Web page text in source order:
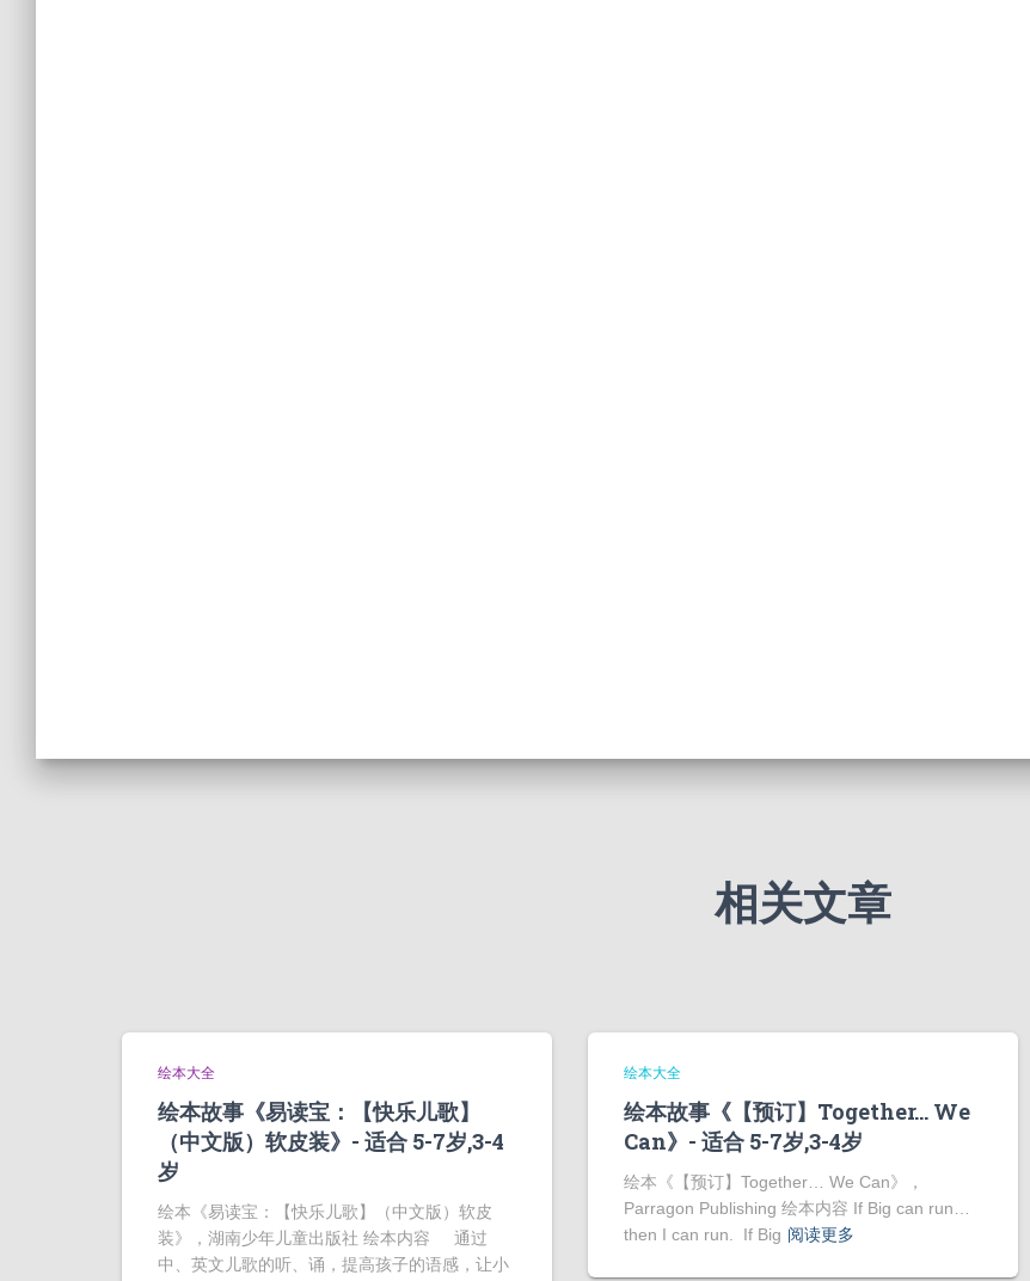
相关文章
绘本大全
绘本故事《易读宝：【快乐儿歌】
（中文版）软皮装》- 适合 5-7岁,3-4
岁
绘本《易读宝：【快乐儿歌】（中文版）软皮
装》，湖南少年儿童出版社 绘本内容 通过
中、英文儿歌的听、诵，提高孩子的语感，让小
绘本大全
绘本故事《【预订】Together… We
Can》- 适合 5-7岁,3-4岁
绘本《【预订】Together… We Can》，
Parragon Publishing 绘本内容 If Big can run…
then I can run. If Big 阅读更多